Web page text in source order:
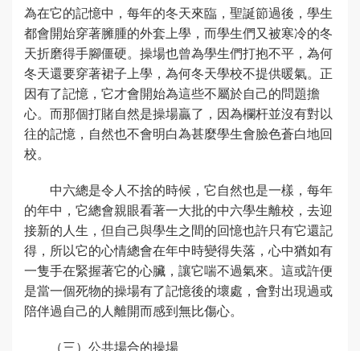
為在它的記憶中，每年的冬天來臨，聖誕節過後，學生
都會開始穿著臃腫的外套上學，而學生們又被寒冷的冬
天折磨得手腳僵硬。操場也曾為學生們打抱不平，為何
冬天還要穿著裙子上學，為何冬天學校不提供暖氣。正
因有了記憶，它才會開始為這些不屬於自己的問題擔
心。而那個打賭自然是操場贏了，因為欄杆並沒有對以
往的記憶，自然也不會明白為甚麼學生會臉色蒼白地回
校。
中六總是令人不捨的時候，它自然也是一樣，每年
的年中，它總會親眼看著一大批的中六學生離校，去迎
接新的人生，但自己與學生之間的回憶也許只有它還記
得，所以它的心情總會在年中時變得失落，心中猶如有
一隻手在緊握著它的心臟，讓它喘不過氣來。這或許便
是當一個死物的操場有了記憶後的壞處，會對出現過或
陪伴過自己的人離開而感到無比傷心。
（三）公共場合的操場